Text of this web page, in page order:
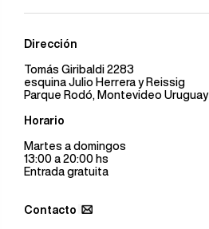
Dirección
Tomás Giribaldi 2283
esquina Julio Herrera y Reissig
Parque Rodó, Montevideo Uruguay
Horario
Martes a domingos
13:00 a 20:00 hs
Entrada gratuita
Contacto